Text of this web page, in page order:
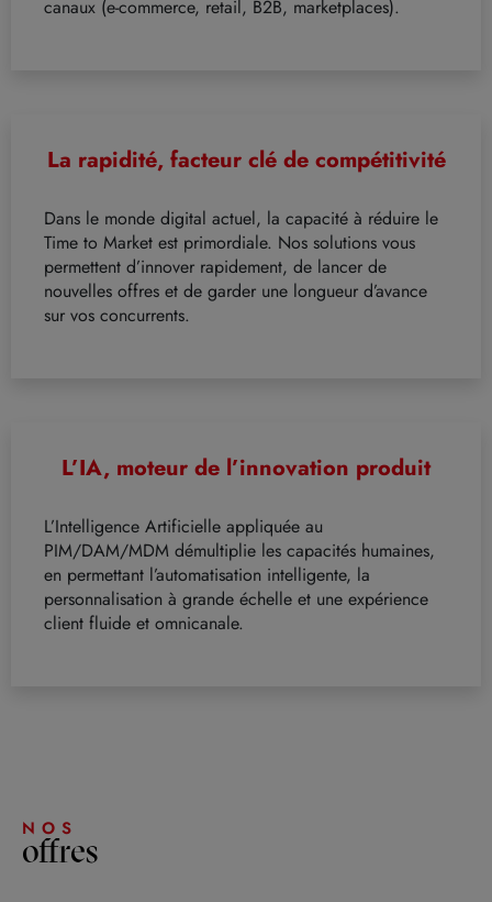
canaux (e-commerce, retail, B2B, marketplaces).
La rapidité, facteur clé de compétitivité
Dans le monde digital actuel, la capacité à réduire le
Time to Market est primordiale. Nos solutions vous
permettent d’innover rapidement, de lancer de
nouvelles offres et de garder une longueur d’avance
sur vos concurrents.
L’IA, moteur de l’innovation produit
L’Intelligence Artificielle appliquée au
PIM/DAM/MDM démultiplie les capacités humaines,
en permettant l’automatisation intelligente, la
personnalisation à grande échelle et une expérience
client fluide et omnicanale.
NOS
offres